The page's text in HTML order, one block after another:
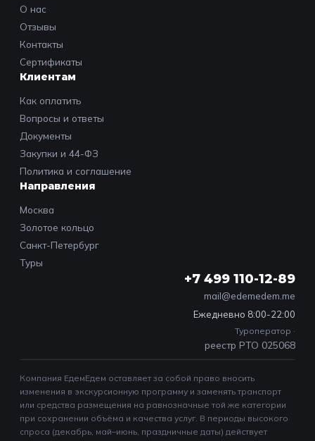
О нас
Отзывы
Контакты
Сертификаты
Клиентам
Как оплатить
Вопросы и ответы
Документы
Закупки и 44-ФЗ
Политика и соглашение
Направления
Москва
Золотое кольцо
Санкт-Петербург
Туры
+7 499 110-12-89
mail@edemedem.me
Ежедневно 8:00-22:00
Туроператор ·
реестр РТО 025068
Компания ЕдемЕдем оставляет за собой право вносить
изменения в экскурсионную программу и заменять транспорт
или средства размещения на равнозначные той же категории
при сохранении объёма и качества услуг. В периоды высокого
спроса (декабрь, май–июнь, праздничные даты) действует